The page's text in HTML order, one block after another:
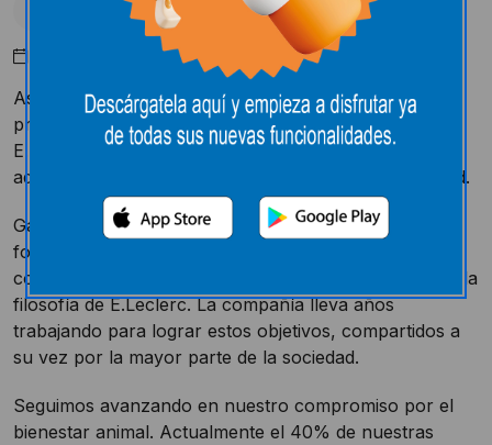
Uncategorized
Noviembre 23, 2022
Asimismo, con respecto a los productos de marca
propia que incluyen el huevo entre sus ingredientes,
E.Leclerc solo venderá, también a partir de 2025,
aquellos que provengan de gallinas criadas en libertad.
Garantizar el bienestar animal y que los animales que
forman parte de la cadena alimentaria se críen en
condiciones óptimas son principios fundamentales de la
filosofía de E.Leclerc. La compañía lleva años
trabajando para lograr estos objetivos, compartidos a
su vez por la mayor parte de la sociedad.
Seguimos avanzando en nuestro compromiso por el
bienestar animal. Actualmente el 40% de nuestras